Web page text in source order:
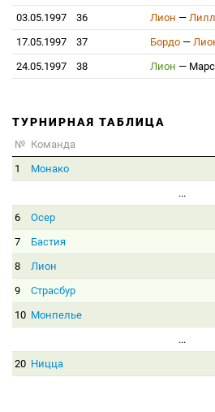
03.05.1997
36 Лион —
17.05.1997
37 Бордо —
24.05.1997
38 Лион —
ТУРНИРНАЯ ТАБЛИЦА
№ Команда
1
Монако
...
6
Осер
7
Бастия
8
Лион
9
Страсбур
10 Монпелье
...
20 Ницца